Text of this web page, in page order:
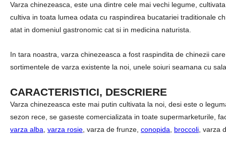
Varza chinezeasca, este una dintre cele mai vechi legume,
cultiva in toata lumea odata cu raspindirea bucatariei traditionale
atat in domeniul gastronomic cat si in medicina naturista.
In tara noastra, varza chinezeasca a fost raspindita de chinezii
sortimentele de varza existente la noi, unele soiuri seamana cu
CARACTERISTICI, DESCRIERE
Varza chinezeasca este mai putin cultivata la noi, desi este o
sezon rece, se gaseste comercializata in toate supermarketurile,
varza alba varza rosie , varza de frunze, conopida broccoli , varza